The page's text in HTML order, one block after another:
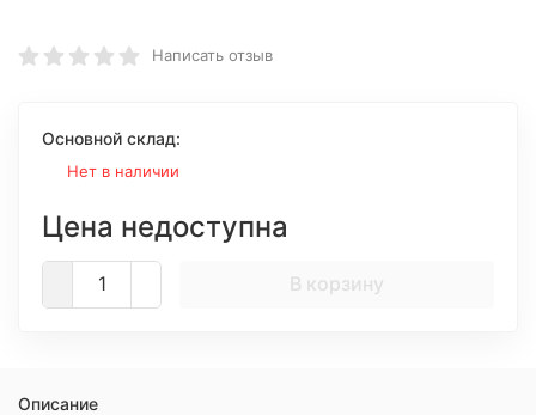
Написать отзыв
Основной склад:
Нет в наличии
Цена недоступна
В корзину
Описание